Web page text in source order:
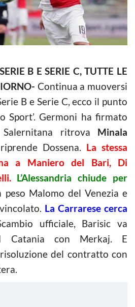
B E SERIE C, TUTTE LE
Continua a muoversi
B e Serie C, ecco il punto
Sport’. Germoni ha firmato
ritrova Minala
Dossena. La stessa
a Maniero del Bari, Di
L’Alessandria chiude per
peso Malomo del Venezia e
La Carrarese cerca
ufficiale, Barisic va
Catania con Merkaj. E
del contratto con